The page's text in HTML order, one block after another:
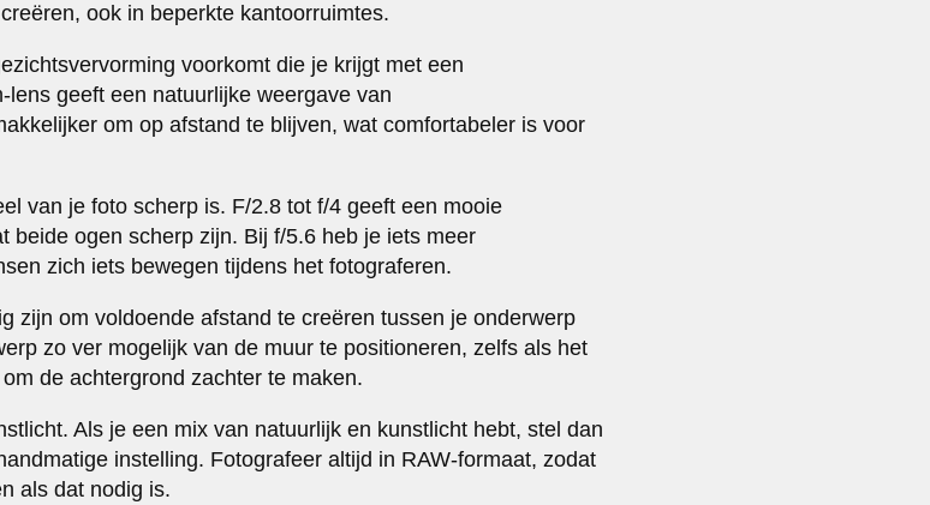
ook in beperkte kantoorruimtes.
voorkomt die je krijgt met een
geeft een natuurlijke weergave van
om op afstand te blijven, wat comfortabeler is voor
van je foto scherp is. F/2.8 tot f/4 geeft een mooie
beide ogen scherp zijn. Bij f/5.6 heb je iets meer
zich iets bewegen tijdens het fotograferen.
zijn om voldoende afstand te creëren tussen je onderwerp
zo ver mogelijk van de muur te positioneren, zelfs als het
de achtergrond zachter te maken.
Als je een mix van natuurlijk en kunstlicht hebt, stel dan
instelling. Fotografeer altijd in RAW-formaat, zodat
als dat nodig is.